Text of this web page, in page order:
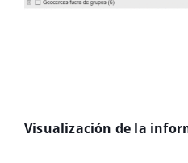
Visualización de la